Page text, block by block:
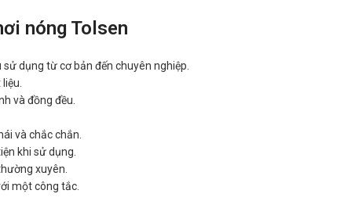
nóng Tolsen
dụng từ cơ bản đến chuyên nghiệp.
và đồng đều.
và chắc chắn.
khi sử dụng.
xuyên.
một công tắc.